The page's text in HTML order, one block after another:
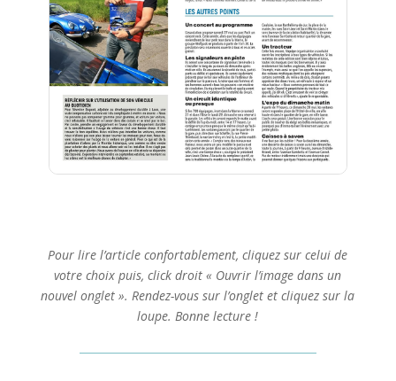
Pour lire l’article confortablement, cliquez sur celui de
votre choix puis, click droit « Ouvrir l’image dans un
nouvel onglet ». Rendez-vous sur l’onglet et cliquez sur la
loupe. Bonne lecture !